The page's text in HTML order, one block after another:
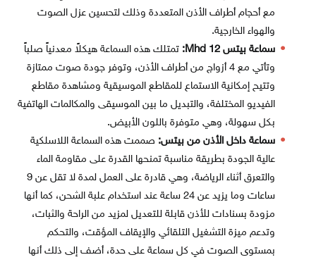
مع أحجام أطراف الأذن المتعددة وذلك لتحسين عزل الصوت
والهواء الخارجية.
سماعة بيتس Mhd 12:
تمتلك هذه السماعة هيكلاً معدنياً صلباً
وتأتي مع 4 أزواج من أطراف الأذن، وتوفر جودة صوت ممتازة
وتتيح إمكانية الاستماع للمقاطع الموسيقية ومشاهدة مقاطع
الفيديو المختلفة، والتبديل ما بين الموسيقى والمكالمات الهاتفية
بكل سهولة، وهي متوفرة باللون الأبيض.
سماعة داخل الأذن من بيتس: صممت هذه السماعة اللاسلكية
عالية الجودة بطريقة مناسبة تمنحها القدرة على مقاومة الماء
والتعرق أثناء الرياضة، وهي قادرة على العمل لمدة لا تقل عن 9
ساعات وما يزيد عن 24 ساعة عند استخدام علبة الشحن، كما أنها
مزودة بسنادات للأذن قابلة للتعديل لمزيد من الراحة والثبات،
وتدعم ميزة التشغيل التلقائي والإيقاف المؤقت، والتحكم
بمستوى الصوت في كل سماعة على حدة، أضف إلى ذلك أنها